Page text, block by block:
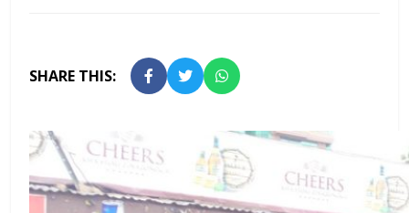
SHARE THIS: